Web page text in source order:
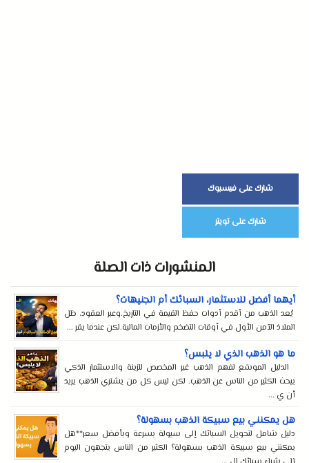
شارك على فيسبوك
شارك على تويتر
المنشورات ذات الصلة
أيهما أفضل للاستثمار، السبائك أم الجنيهات؟
يُعد الذهب من أقدم أدوات حفظ القيمة في التاريخ.وعبر العقود، ظل
الملاذ الآمن الأول في أوقات التضخم والأزمات المالية.لكن عندما يقر ...
ما هو الذهب الذي لا يلبس؟
الدليل الموسّع لفهم الذهب غير المخصص للزينة والاستثمار الذكي
يبحث الكثير من الناس عن الذهب. لكن ليس كل من يشتري الذهب يريد
أن ي ...
هل يمكنني بيع سبيكة الذهب بسهولة؟
دليل شامل لتحويل السبائك إلى سيولة بسرعة وبأفضل سعر**هل
يمكنني بيع سبيكة الذهب بسهولة؟ الكثير من الناس يتجهون اليوم